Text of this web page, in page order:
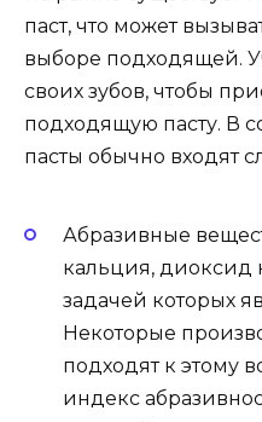
паст, что может
выборе подходящей.
своих зубов, чтобы
подходящую пасту. В
пасты обычно входят
Абразивные
кальция, диоксид
задачей которых
Некоторые
подходят к этому
индекс